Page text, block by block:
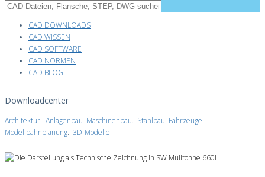
CAD DOWNLOADS
CAD WISSEN
CAD SOFTWARE
CAD NORMEN
CAD BLOG
Downloadcenter
Architektur. Anlagenbau Maschinenbau. Stahlbau Fahrzeuge
Modellbahnplanung. 3D-Modelle